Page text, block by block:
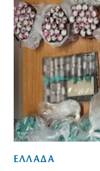
ΕΛΛΑΔΑ